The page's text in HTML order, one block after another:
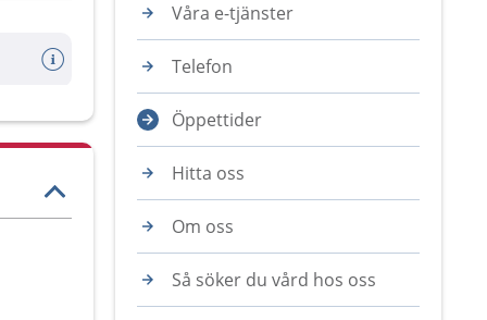
Våra e-tjänster
Telefon
Öppettider
Hitta oss
Om oss
Så söker du vård hos oss